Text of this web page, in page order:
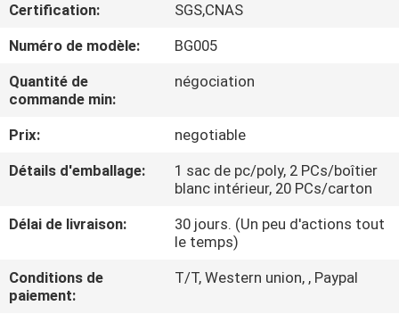
VISITE
D'USINE
CONTRÔLE
DE
QUALITÉ
CONTACTEZ-
Certification:
SGS,CNAS
Numéro de modèle:
BG005
Quantité de
commande min:
négociation
Prix:
negotiable
Détails d'emballage:
1 sac de pc/poly, 2 PCs/boîtier
blanc intérieur, 20 PCs/carton
Délai de livraison:
30 jours. (Un peu d'actions tout
le temps)
Conditions de
paiement:
T/T, Western union, , Paypal